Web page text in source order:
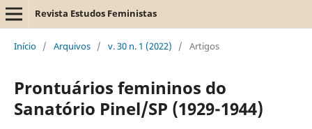
Revista Estudos Feministas
Início / Arquivos / v. 30 n. 1 (2022) / Artigos
Prontuários femininos do
Sanatório Pinel/SP (1929-1944)